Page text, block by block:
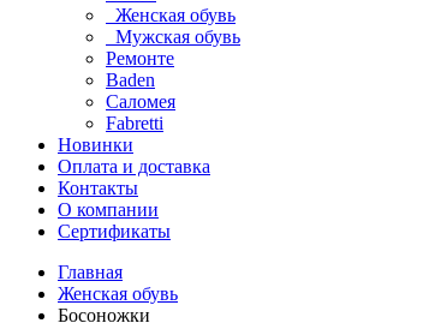
Женская обувь
Мужская обувь
Ремонте
Baden
Саломея
Fabretti
Новинки
Оплата и доставка
Контакты
О компании
Сертификаты
Главная
Женская обувь
Босоножки